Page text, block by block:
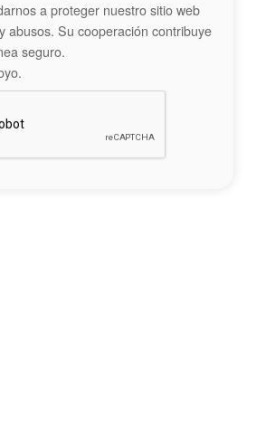
a proteger nuestro sitio web
abusos. Su cooperación contribuye
seguro.